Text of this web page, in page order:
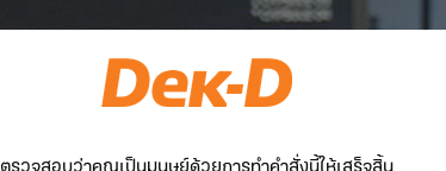
ตรวจสอบว่าคุณเป็นมนุษย์ด้วยการทำคำสั่งนี้ให้เสร็จสิ้น